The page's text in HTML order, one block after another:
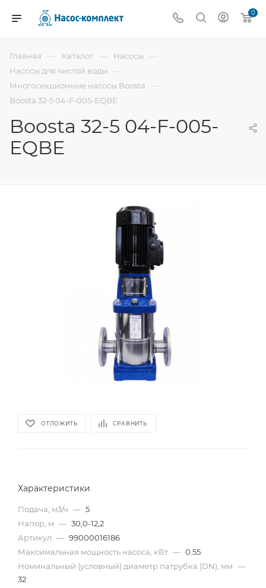
0
Главная — Каталог — Насосы —
Насосы для чистой воды —
Многосекционные насосы Boosta —
Boosta 32-5 04-F-005-EQBE
Boosta 32-5 04-F-005-
EQBE
ОТЛОЖИТЬ СРАВНИТЬ
Характеристики
Подача, м3/ч — 5
Напор, м — 30,0-12,2
Артикул — 99000016186
Максимальная мощность насоса, кВт — 0.55
Номинальный (условный) диаметр патрубка (DN), мм —
32